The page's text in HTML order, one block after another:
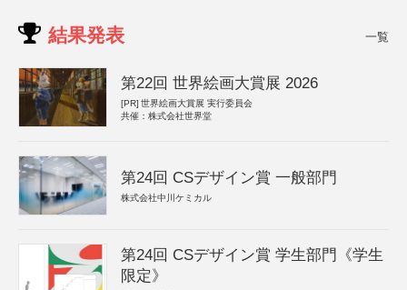
結果発表 一覧
第22回 世界絵画大賞展 2026
[PR] 世界絵画大賞展 実行委員会
共催：株式会社世界堂
第24回 CSデザイン賞 一般部門
株式会社中川ケミカル
第24回 CSデザイン賞 学生部門《学生
限定》